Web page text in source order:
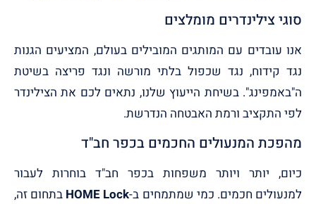
סוגי צילינדרים מומלצים
אנו עובדים עם המותגים המובילים בעולם, המציעים הגנות
נגד קידוח, נגד שכפול בלתי מורשה ונגד פריצה בשיטת
ה"באמפינג". בשיחת הייעוץ שלנו, נתאים לכם את הצילינדר
לפי התקציב ורמת האבטחה הנדרשת.
מהפכת המנעולים החכמים בכפר חב"ד
כיום, יותר ויותר משפחות בכפר חב"ד בוחרות לעבור
למנעולים חכמים. כמי שמתמחים ב-HOME Lock בתחום זה,